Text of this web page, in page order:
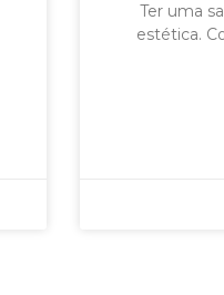
Ter uma
estética.